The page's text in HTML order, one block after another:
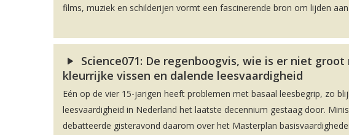
films, muziek en schilderijen vormt een fascinerende bron om lijden
Science071: De regenboogvis, wie is er niet
kleurrijke vissen en dalende leesvaardigheid
Eén op de vier 15-jarigen heeft problemen met basaal leesbegrip, zo
leesvaardigheid in Nederland het laatste decennium gestaag door.
debatteerde gisteravond daarom over het Masterplan